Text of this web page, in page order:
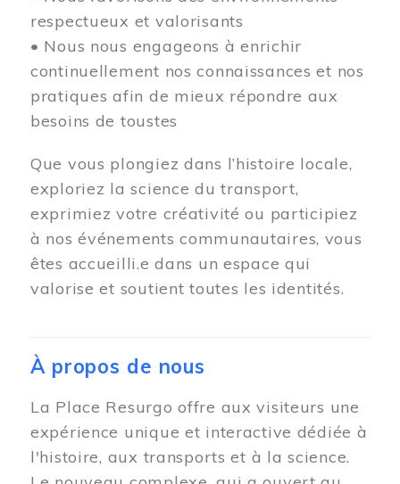
respectueux et valorisants
• Nous nous engageons à enrichir
continuellement nos connaissances et nos
pratiques afin de mieux répondre aux
besoins de toustes
Que vous plongiez dans l’histoire locale,
exploriez la science du transport,
exprimiez votre créativité ou participiez
à nos événements communautaires, vous
êtes accueilli.e dans un espace qui
valorise et soutient toutes les identités.
À propos de nous
La Place Resurgo offre aux visiteurs une
expérience unique et interactive dédiée à
l'histoire, aux transports et à la science.